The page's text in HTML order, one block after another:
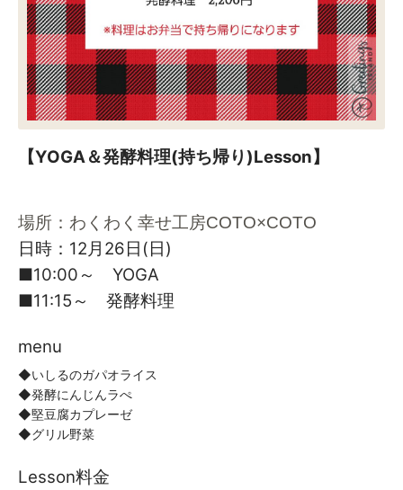
【YOGA＆発酵料理(持ち帰り)Lesson】
場所：わくわく幸せ工房COTO×COTO
日時：12月26日(日)
■10:00～ YOGA
■11:15～ 発酵料理
menu
◆いしるのガパオライス
◆発酵にんじんラぺ
◆堅豆腐カプレーゼ
◆グリル野菜
Lesson料金